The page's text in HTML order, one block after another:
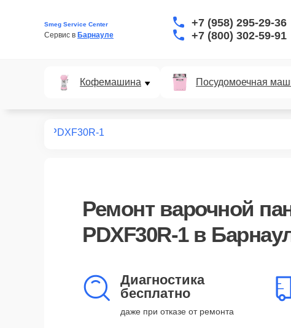
Smeg Service Center
Сервис в Барнауле
+7 (958) 295-29-36
+7 (800) 302-59-91
Кофемашина Посудомоечная
PDXF30R-1
Ремонт варочной
PDXF30R-1в
Диагностика
бесплатно
даже при отказе от ремонта